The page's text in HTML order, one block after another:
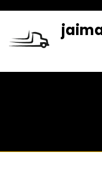
content